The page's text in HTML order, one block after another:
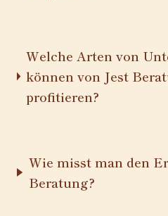
Welche Arten von
können von Jest
profitieren?
Wie misst man den
Beratung?